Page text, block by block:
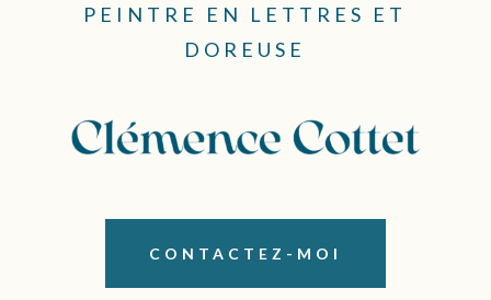
PEINTRE EN LETTRES ET
DOREUSE
CONTACTEZ-MOI